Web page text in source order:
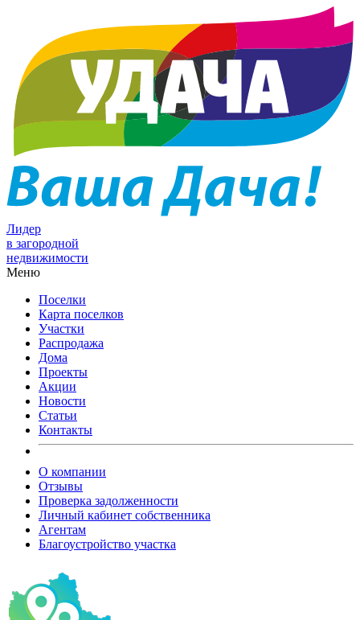
Лидер
в загородной
недвижимости
Меню
Поселки
Карта поселков
Участки
Распродажа
Дома
Проекты
Акции
Новости
Статьи
Контакты
О компании
Отзывы
Проверка задолженности
Личный кабинет собственника
Агентам
Благоустройство участка